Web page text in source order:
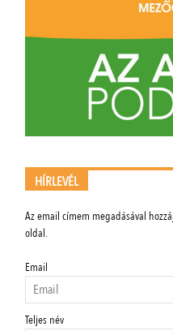
HÍRLEVÉL
Az email címem megadásával
oldal.
Email
Teljes név